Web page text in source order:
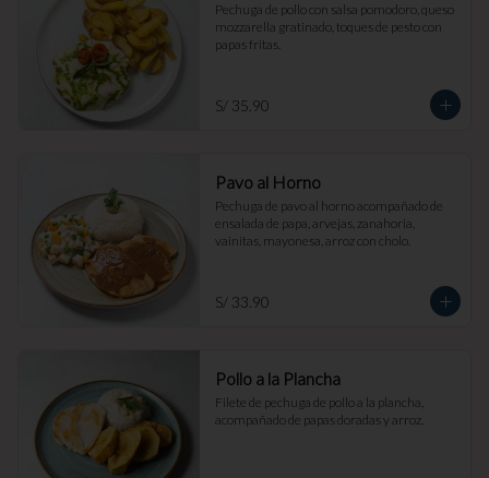
Pechuga de pollo con salsa pomodoro, queso
mozzarella gratinado, toques de pesto con
papas fritas.
S/ 35.90
Pavo al Horno
Pechuga de pavo al horno acompañado de
ensalada de papa, arvejas, zanahoria,
vainitas, mayonesa, arroz con cholo.
S/ 33.90
Pollo a la Plancha
Filete de pechuga de pollo a la plancha,
acompañado de papas doradas y arroz.